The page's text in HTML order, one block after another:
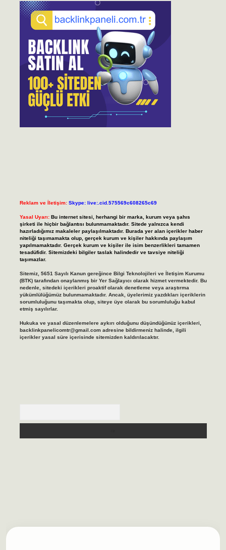
Reklam ve İletişim: Skype: live:.cid.575569c608265c69
Yasal Uyarı: Bu internet sitesi, herhangi bir marka, kurum veya şahıs
şirketi ile hiçbir bağlantısı bulunmamaktadır. Sitede yalnızca kendi
hazırladığımız makaleler paylaşılmaktadır. Burada yer alan içerikler haber
niteliği taşımamakta olup, gerçek kurum ve kişiler hakkında paylaşım
yapılmamaktadır. Gerçek kurum ve kişiler ile isim benzerlikleri tamamen
tesadüfidir. Sitemizdeki bilgiler taslak halindedir ve tavsiye niteliği
taşımazlar.
Sitemiz, 5651 Sayılı Kanun gereğince Bilgi Teknolojileri ve İletişim Kurumu
(BTK) tarafından onaylanmış bir Yer Sağlayıcı olarak hizmet vermektedir. Bu
nedenle, sitedeki içerikleri proaktif olarak denetleme veya araştırma
yükümlülüğümüz bulunmamaktadır. Ancak, üyelerimiz yazdıkları içeriklerin
sorumluluğunu taşımakta olup, siteye üye olarak bu sorumluluğu kabul
etmiş sayılırlar.
Hukuka ve yasal düzenlemelere aykırı olduğunu düşündüğünüz içerikleri,
backlinkpanelicomtr@gmail.comadresine bildirmeniz halinde, ilgili
içerikler yasal süre içerisinde sitemizden kaldırılacaktır.